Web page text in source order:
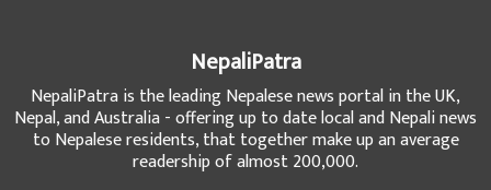
NepaliPatra
NepaliPatra is the leading Nepalese news portal in the UK,
Nepal, and Australia - offering up to date local and Nepali news
to Nepalese residents, that together make up an average
readership of almost 200,000.